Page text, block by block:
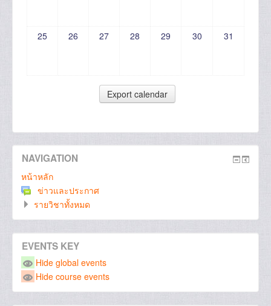
25 26 27 28 29 30 31
NAVIGATION
หน้าหลัก
ข่าวและประกาศ
รายวิชาทั้งหมด
EVENTS KEY
Hide global events
Hide course events